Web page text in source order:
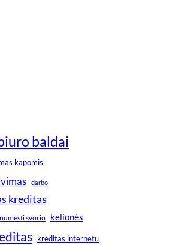
baldai
kapomis
darbo
kreditas
svorio kelionės
kreditas internetu